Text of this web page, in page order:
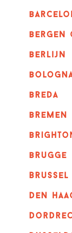
bergen
berlijn
breda
bremen
brugge
Brussel
Den